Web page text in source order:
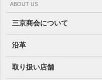
ABOUT US
三京商会について
沿革
取り扱い店舗